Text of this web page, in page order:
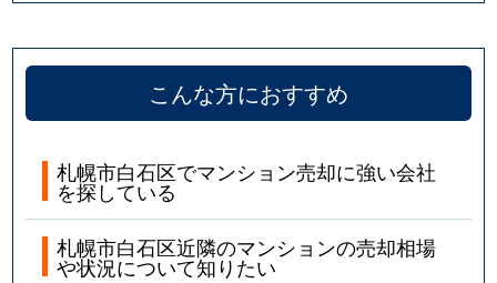
こんな方におすすめ
札幌市白石区でマンション売却に強い会社
を探している
札幌市白石区近隣のマンションの売却相場
や状況について知りたい